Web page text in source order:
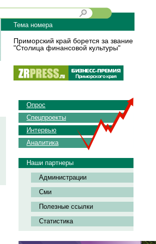
Тема номера
Приморский край борется за звание
"Столица финансовой культуры"
Опрос
Спецпроекты
Интервью
Аналитика
Наши партнеры
Администрации
Сми
Полезные ссылки
Статистика